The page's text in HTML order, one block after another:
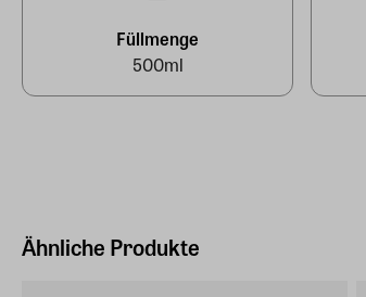
Füllmenge
500ml
Ähnliche Produkte